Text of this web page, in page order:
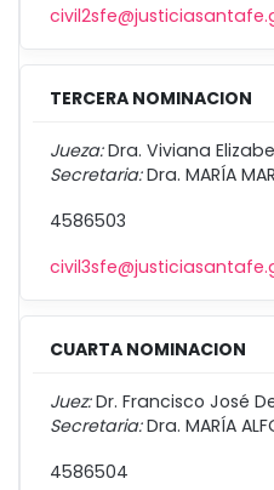
TERCERA NOMINACION
Jueza:Dra. Viviana
Secretaria:Dra. MARÍA
4586503
CUARTA NOMINACION
Juez:Dr. Francisco José
Secretaria:Dra. MARÍA
4586504